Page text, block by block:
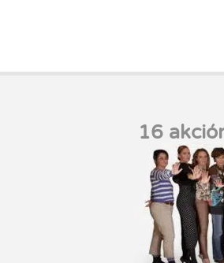
16